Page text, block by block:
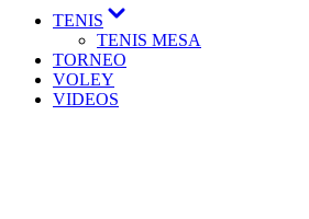
TENIS
TENIS MESA
TORNEO
VOLEY
VIDEOS